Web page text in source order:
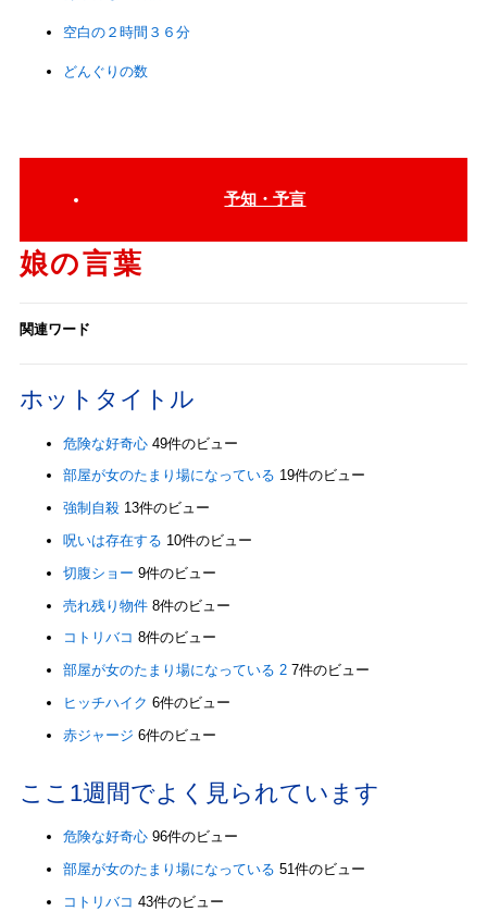
空白の２時間３６分
どんぐりの数
予知・予言
娘の言葉
関連ワード
ホットタイトル
危険な好奇心 49件のビュー
部屋が女のたまり場になっている 19件のビュー
強制自殺 13件のビュー
呪いは存在する 10件のビュー
切腹ショー 9件のビュー
売れ残り物件 8件のビュー
コトリバコ 8件のビュー
部屋が女のたまり場になっている 2 7件のビュー
ヒッチハイク 6件のビュー
赤ジャージ 6件のビュー
ここ1週間でよく見られています
危険な好奇心 96件のビュー
部屋が女のたまり場になっている 51件のビュー
コトリバコ 43件のビュー